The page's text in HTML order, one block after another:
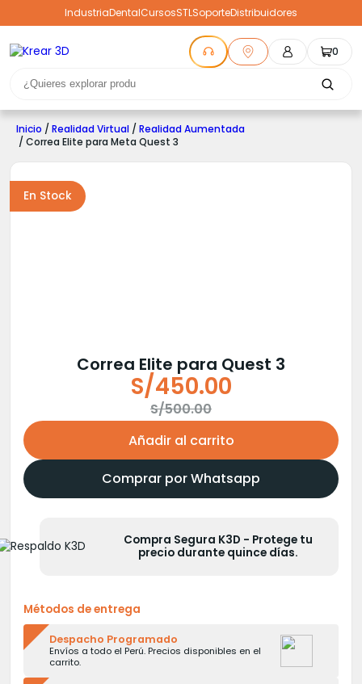
IndustriaDentalCursosSTLSoporteDistribuidores
0
Inicio / Realidad Virtual / Realidad Aumentada
/ Correa Elite para Meta Quest 3
En Stock
Correa Elite para Quest 3
S/500.00
precio
original
era:
S/500.00.
S/450.00
precio
actual
es:
S/450.00.
Añadir al carrito
Comprar por Whatsapp
Compra Segura K3D - Protege tu
precio durante quince días.
Métodos de entrega
Despacho Programado
Envíos a todo el Perú. Precios disponibles en el
carrito.